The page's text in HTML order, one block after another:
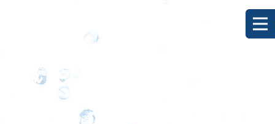
カセ釣り釣果
ブログ |template.list